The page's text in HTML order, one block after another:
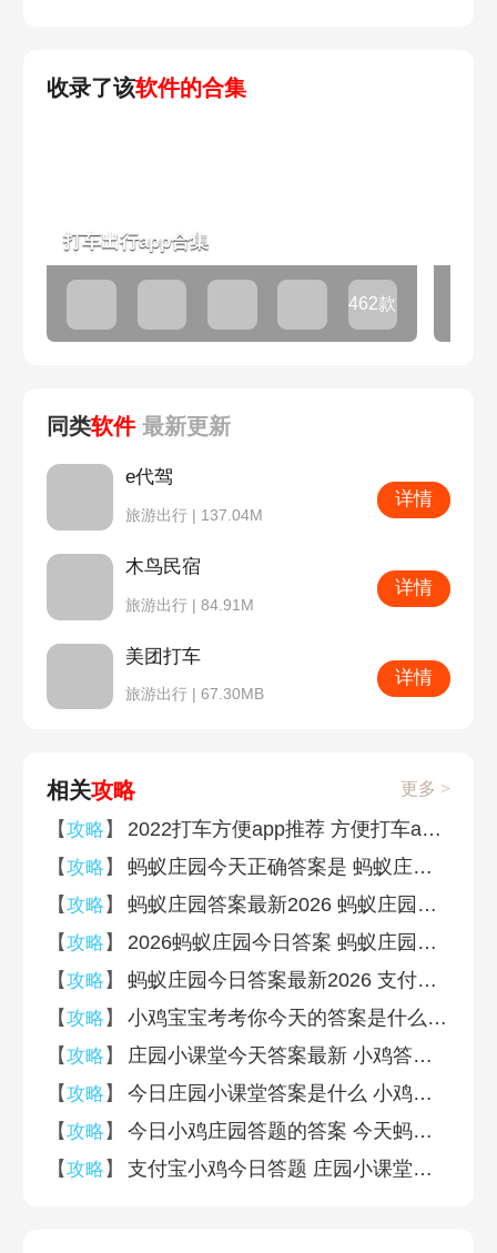
收录了该软件的合集
打车出行app合集
462款
同类软件 最新更新
e代驾
旅游出行 | 137.04M
详情
木鸟民宿
旅游出行 | 84.91M
详情
美团打车
旅游出行 | 67.30MB
详情
相关攻略 更多 >
【攻略 】
2022打车方便app推荐 方便打车app盘点
【攻略 】
蚂蚁庄园今天正确答案是 蚂蚁庄园今天正确答案汇总2026
【攻略 】
蚂蚁庄园答案最新2026 蚂蚁庄园答案最新版(今日已更新)
【攻略 】
2026蚂蚁庄园今日答案 蚂蚁庄园今日答案(今日已更新)
【攻略 】
蚂蚁庄园今日答案最新2026 支付宝蚂蚁庄园今日答案汇总
【攻略 】
小鸡宝宝考考你今天的答案是什么 蚂蚁庄园小课堂答案汇总2026
【攻略 】
庄园小课堂今天答案最新 小鸡答案支付宝今天最新汇总
【攻略 】
今日庄园小课堂答案是什么 小鸡庄园今天答案汇总
【攻略 】
今日小鸡庄园答题的答案 今天蚂蚁庄园答案汇总
【攻略 】 支付宝小鸡今日答题 庄园小课堂今天问题的答案汇总